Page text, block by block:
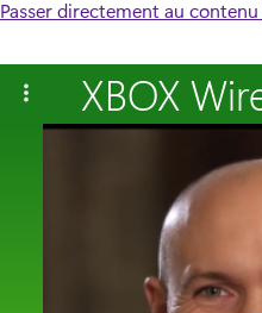
Passer directement au
XBOX